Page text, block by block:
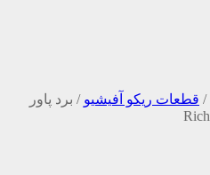
/ قطعات ریکو آفیشیو / برد پاور